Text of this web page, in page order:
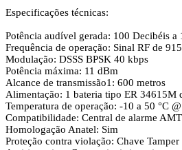
Especificações técnicas:
Potência audível gerada: 100 Decibéis a
Frequência de operação: Sinal RF de
Modulação: DSSS BPSK 40 kbps
Potência máxima: 11 dBm
Alcance de transmissão1: 600 metros
Alimentação: 1 bateria tipo ER 34615M
Temperatura de operação: -10 a 50 °C
Compatibilidade: Central de alarme
Homologação Anatel: Sim
Proteção contra violação: Chave Tamper